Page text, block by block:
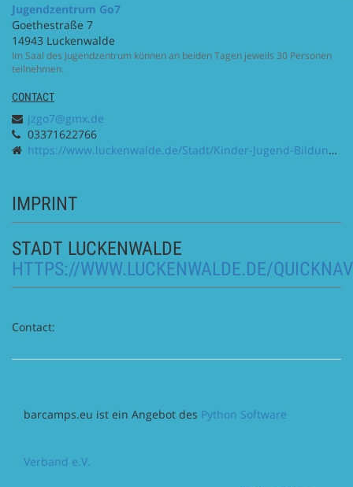
Jugendzentrum Go7
Goethestraße 7
14943 Luckenwalde
Im Saal des Jugendzentrum können an beiden Tagen jeweils 30 Personen
teilnehmen.
CONTACT
jzgo7@gmx.de
03371622766
https://www.luckenwalde.de/Stadt/Kinder-Jugend-Bildung/Jugend/Go7
IMPRINT
STADT LUCKENWALDE
HTTPS://WWW.LUCKENWALDE.DE/
Contact:
barcamps.eu ist ein Angebot des Python Software
Verband e.V.